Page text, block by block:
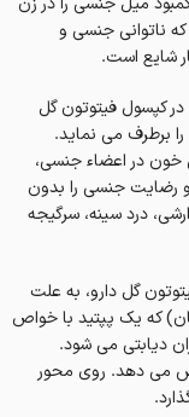
ناتوانی جنسی و
شایع است.
کپسول فیتوتون گل
برطرف می نماید.
خون در اعضاء جنسی،
رضایت جنسی را بدون
درد سینه، سرگیجه
گل دارو، به علت
که یک پپتید با خواص
دیابتی می‌‌ شود.
می دهد. روی محور